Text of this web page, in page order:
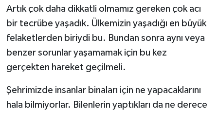
Artık çok daha dikkatli olmamız gereken çok acı
bir tecrübe yaşadık. Ülkemizin yaşadığı en büyük
felaketlerden biriydi bu. Bundan sonra aynı veya
benzer sorunlar yaşamamak için bu kez
gerçekten hareket geçilmeli.
Şehrimizde insanlar binaları için ne yapacaklarını
hala bilmiyorlar. Bilenlerin yaptıkları da ne derece